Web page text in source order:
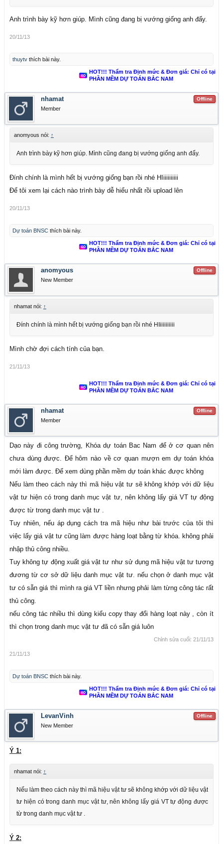
Anh trình bày kỹ hơn giúp. Mình cũng đang bị vướng giống anh đấy.
20/11/13
thuytv thích bài này.
HOT!!! Thẩm tra Định mức & Đơn giá: Chỉ có tại
PHẦN MỀM DỰ TOÁN BẮC NAM
Offline
nhamat
Member
anomyous nói: ↑
Anh trình bày kỹ hơn giúp. Mình cũng đang bị vướng giống anh đấy.
Đính chính là mình hết bị vướng giống bạn rồi nhé HIiiiiiiiiii
Để tôi xem lại cách nào trình bày dễ hiểu nhất rồi upload lên
20/11/13
Dự toán BNSC thích bài này.
HOT!!! Thẩm tra Định mức & Đơn giá: Chỉ có tại
PHẦN MỀM DỰ TOÁN BẮC NAM
Offline
anomyous
New Member
nhamat nói: ↑
Đính chính là mình hết bị vướng giống bạn rồi nhé HIiiiiiiiiii
Mình chờ đợi cách tính của bạn.
21/11/13
HOT!!! Thẩm tra Định mức & Đơn giá: Chỉ có tại
PHẦN MỀM DỰ TOÁN BẮC NAM
Offline
nhamat
Member
Dạo này đi công trường, Khóa dự toán Bac Nam để ở cơ quan nên
chưa dùng được. Để hôm nào về cơ quan mượn em dự toán khóa
mới làm được. Để xem dùng phần mềm dự toán khác được không
Nếu làm theo cách này thì mã hiệu vật tư sẽ không khớp với dữ liệu
vật tư hiện có trong danh mục vật tư, nên không lấy giá VT tự động
được từ trong danh mục vật tư .
Tuy nhiên, nếu áp dụng cách tra mã hiệu như bài trước của tôi thì
việc lấy giá vật tư cũng làm được hàng loạt bằng từ khóa. không phải
nhập thủ công nhiều.
Tuy không tự động xuất giá vật tư như sử dụng mã hiệu vật tư tương
đương từ cơ sở dữ liệu danh mục vật tư. nếu chọn ở danh mục vật
tư có sẵn giá thì mình ra giá VT liền nhưng phải làm từng công tác rất
thủ công.
nếu công tác nhiều thì dùng kiểu copy thay đổi hàng loạt này , còn ít
thì chọn trong danh mục vật tư đã có sẵn giá luôn
Chỉnh sửa cuối: 21/11/13
21/11/13
Dự toán BNSC thích bài này.
HOT!!! Thẩm tra Định mức & Đơn giá: Chỉ có tại
PHẦN MỀM DỰ TOÁN BẮC NAM
Offline
LevanVinh
New Member
Ý 1:
nhamat nói: ↑
Nếu làm theo cách này thì mã hiệu vật tư sẽ không khớp với dữ liệu vật
tư hiện có trong danh mục vật tư, nên không lấy giá VT tự động được
từ trong danh mục vật tư .
Ý 2: